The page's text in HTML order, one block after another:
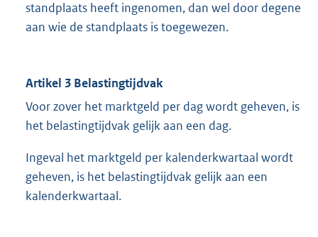
standplaats heeft ingenomen, dan wel door degene
aan wie de standplaats is toegewezen.
Artikel 3 Belastingtijdvak
Voor zover het marktgeld per dag wordt geheven, is
het belastingtijdvak gelijk aan een dag.
Ingeval het marktgeld per kalenderkwartaal wordt
geheven, is het belastingtijdvak gelijk aan een
kalenderkwartaal.